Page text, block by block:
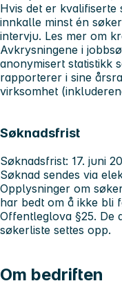
Hvis det er
innkalle minst én
intervju. Les mer om
Avkrysningene i
anonymisert statistikk
rapporterer i sine
virksomhet
Søknadsfrist
Søknadsfrist: 17. juni
Søknad sendes via
Opplysninger om
har bedt om å ikke bli
Offentleglova §25. De
søkerliste settes opp.
Om bedriften